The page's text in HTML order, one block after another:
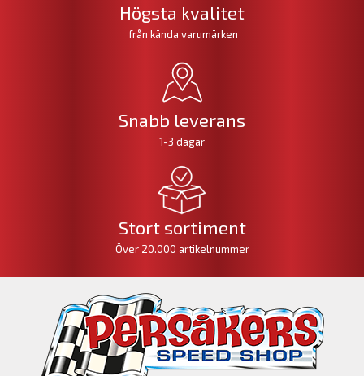
Högsta kvalitet
från kända varumärken
Snabb leverans
1-3 dagar
Stort sortiment
Över 20.000 artikelnummer